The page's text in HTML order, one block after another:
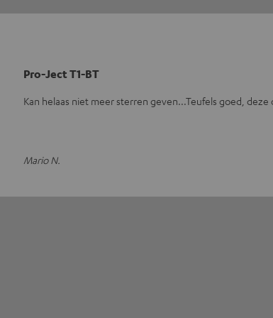
Pro-Ject T1-BT
Kan helaas niet meer sterren geven...Teufels goed,
Mario N.